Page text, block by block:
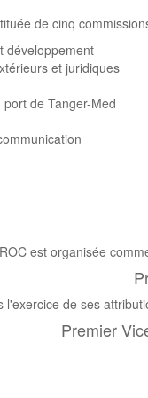
de cinq
développement
et juridiques
de Tanger-Med
est organisée
de ses
Premier